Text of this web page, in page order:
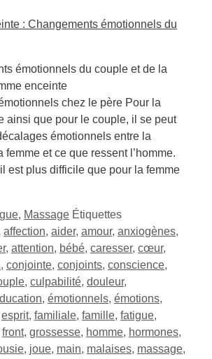
émotionnels du couple et de la
enceinte
chez le père Pour la
ainsi que pour le couple, il se peut
émotionnels entre la
femme et ce que ressent l’homme.
il est plus difficile que pour la femme
, Massage Étiquettes
affection, aider, amour, anxiogènes,
, attention, bébé, caresser, cœur,
, conjointe, conjoints, conscience,
, culpabilité, douleur,
, émotionnels, émotions,
esprit, familiale, famille, fatigue,
front, grossesse, homme, hormones,
, joue, main, malaises, massage,